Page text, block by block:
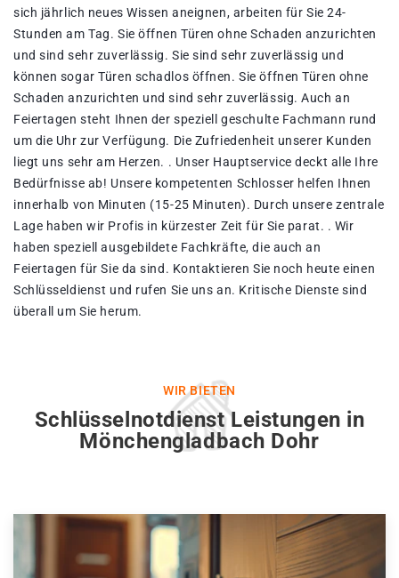
sich jährlich neues Wissen aneignen, arbeiten für Sie 24-
Stunden am Tag. Sie öffnen Türen ohne Schaden anzurichten
und sind sehr zuverlässig. Sie sind sehr zuverlässig und
können sogar Türen schadlos öffnen. Sie öffnen Türen ohne
Schaden anzurichten und sind sehr zuverlässig. Auch an
Feiertagen steht Ihnen der speziell geschulte Fachmann rund
um die Uhr zur Verfügung. Die Zufriedenheit unserer Kunden
liegt uns sehr am Herzen. . Unser Hauptservice deckt alle Ihre
Bedürfnisse ab! Unsere kompetenten Schlosser helfen Ihnen
innerhalb von Minuten (15-25 Minuten). Durch unsere zentrale
Lage haben wir Profis in kürzester Zeit für Sie parat. . Wir
haben speziell ausgebildete Fachkräfte, die auch an
Feiertagen für Sie da sind. Kontaktieren Sie noch heute einen
Schlüsseldienst und rufen Sie uns an. Kritische Dienste sind
überall um Sie herum.
WIR BIETEN
Schlüsselnotdienst Leistungen in
Mönchengladbach Dohr